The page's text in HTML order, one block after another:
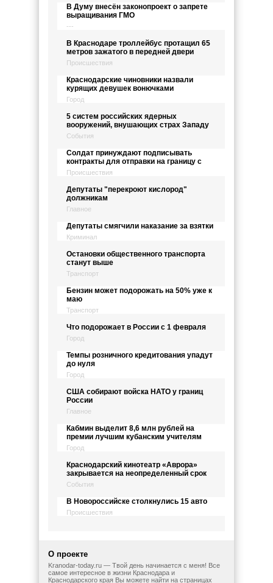
В Думу внесён законопроект о запрете
выращивания ГМО
---
В Краснодаре троллейбус протащил 65
метров зажатого в передней двери
Происшествия
Краснодарские чиновники назвали
курящих девушек вонючками
Город
5 систем российских ядерных
вооружений, внушающих страх Западу
События
Солдат принуждают подписывать
контракты для отправки на границу с
Происшествия
Депутаты "перекроют кислород"
должникам
Главное
Депутаты смягчили наказание за взятки
Криминал
Остановки общественного транспорта
станут выше
Транспорт
Бензин может подорожать на 50% уже к
маю
Транспорт
Что подорожает в России с 1 февраля
Город
Темпы розничного кредитования упадут
до нуля
Город
США собирают войска НАТО у границ
России
Главное
Кабмин выделит 8,6 млн рублей на
премии лучшим кубанским учителям
Город
Краснодарский кинотеатр «Аврора»
закрывается на неопределенный срок
События
В Новороссийске столкнулись 15 авто
Происшествия
О проекте
Kranodar-today.ru — Твой день начинается с меня! Все
самое интересное в жизни Краснодара и
Краснодарского края Вы можете найти на страницах